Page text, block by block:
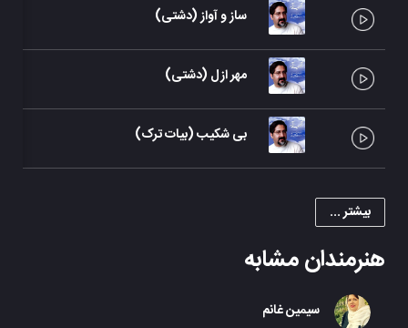
ساز و آواز (دشتی)
مهر ازل (دشتی)
بی شکیب (بیات ترک)
بیشتر ...
هنرمندان مشابه
سیمین غانم